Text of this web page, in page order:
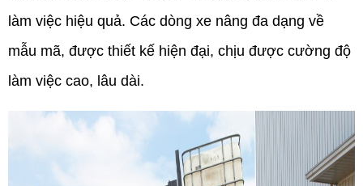
làm việc hiệu quả. Các dòng xe nâng đa dạng về
mẫu mã, được thiết kế hiện đại, chịu được cường độ
làm việc cao, lâu dài.